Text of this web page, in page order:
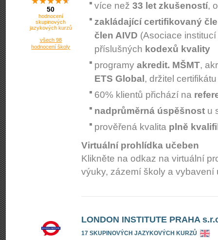
50
hodnocení
skupinových
jazykových kurzů
všech 98
hodnocení školy
více než 33 let zkušeností,
zakládající certifikovaný
člen AIVD (Asociace
příslušných kodexů kvality
programy akredit. MŠMT,
ETS Global , držitel
60% klientů přichází na
nadprůměrná úspěšnost u
prověřená kvalita plně
Virtuální prohlídka učeben
Klikněte na odkaz na virtuální
výuky, zázemí školy a vybavení
LONDON INSTITUTE PRAHA
17 SKUPINOVÝCH JAZYKOVÝCH KURZŮ